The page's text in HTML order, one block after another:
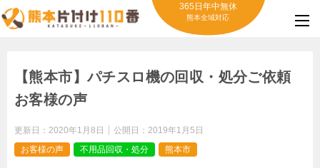
365日年中無休
熊本全域対応
【熊本市】パチスロ機の回収・処分ご依頼
お客様の声
更新日： 2020年1月8日 公開日： 2019年1月5日
お客様の声
不用品回収・処分 熊本市